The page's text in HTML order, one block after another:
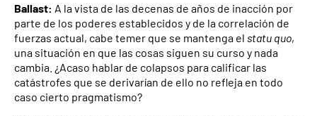
Ballast: A la vista de las decenas de años de inacción por
parte de los poderes establecidos y de la correlación de
fuerzas actual, cabe temer que se mantenga el statu quo,
una situación en que las cosas siguen su curso y nada
cambia. ¿Acaso hablar de colapsos para calificar las
catástrofes que se derivarían de ello no refleja en todo
caso cierto pragmatismo?